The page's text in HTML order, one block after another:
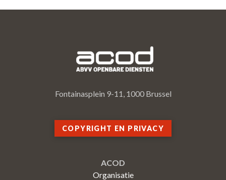
Fontainasplein 9-11, 1000 Brussel
COPYRIGHT EN PRIVACY
ACOD
Organisatie